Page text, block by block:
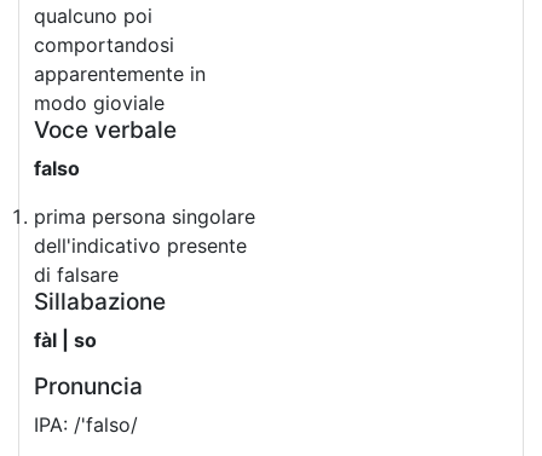
qualcuno poi
comportandosi
apparentemente in
modo gioviale
Voce verbale
falso
prima persona singolare
dell'indicativo presente
di falsare
Sillabazione
fàl | so
Pronuncia
IPA: /'falso/